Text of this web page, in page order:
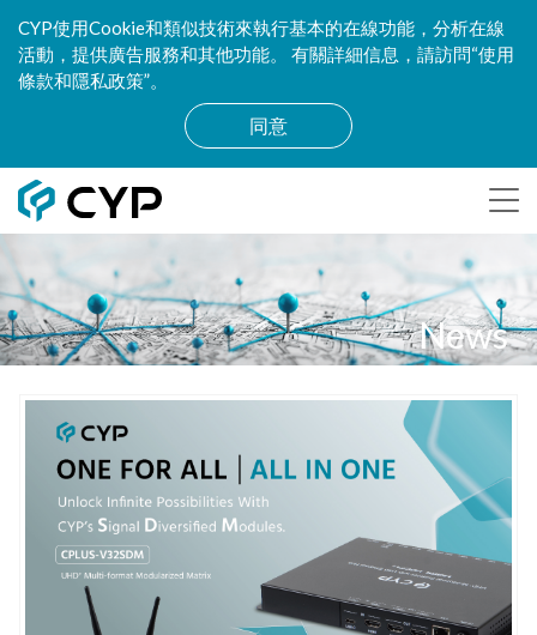
CYP使用Cookie和類似技術來執行基本的在線功能，分析在線
活動，提供廣告服務和其他功能。 有關詳細信息，請訪問“使用
條款和隱私政策”。
同意
News